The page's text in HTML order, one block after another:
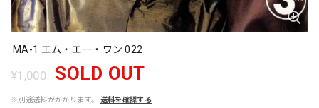
MA-1 エム・エー・ワン 022
¥1,000 SOLD OUT
※別途送料がかかります。 送料を確認する